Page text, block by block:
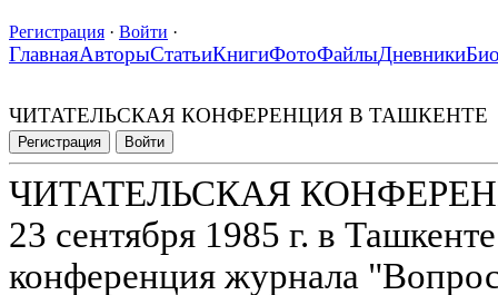
Регистрация · Войти ·
ГлавнаяАвторыСтатьиКнигиФотоФайлыДневники
ЧИТАТЕЛЬСКАЯ КОНФЕРЕНЦИЯ В ТАШКЕНТЕ
Регистрация Войти
ЧИТАТЕЛЬСКАЯ
23 сентября 1985 г. в
конференция журнала